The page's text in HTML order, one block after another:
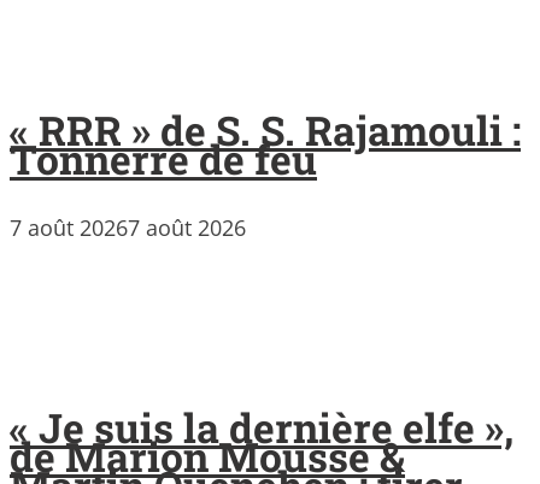
« RRR » de S. S. Rajamouli :
Tonnerre de feu
7 août 20267 août 2026
« Je suis la dernière elfe »,
de Marion Mousse &